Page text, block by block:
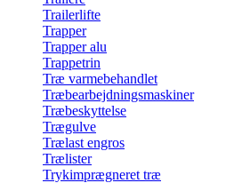
Trailerlifte
Trapper
Trapper alu
Trappetrin
Træ varmebehandlet
Træbearbejdningsmaskiner
Træbeskyttelse
Trægulve
Trælast engros
Trælister
Trykimprægneret træ